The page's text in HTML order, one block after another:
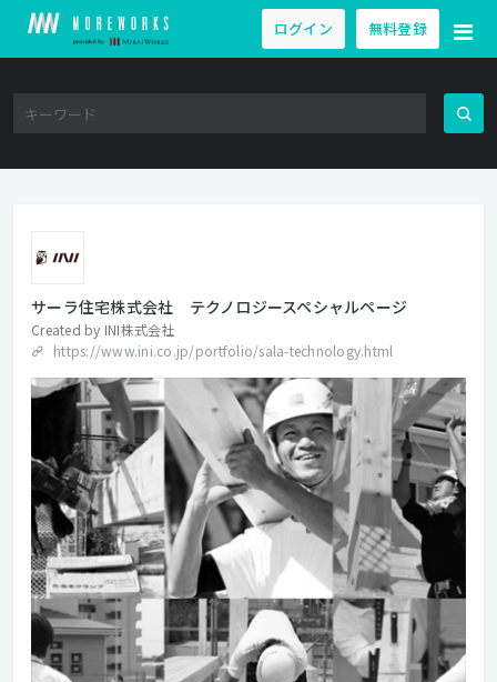
ログイン 無料登録
サーラ住宅株式会社 テクノロジースペシャルページ
Created by INI株式会社
https://www.ini.co.jp/portfolio/sala-technology.html